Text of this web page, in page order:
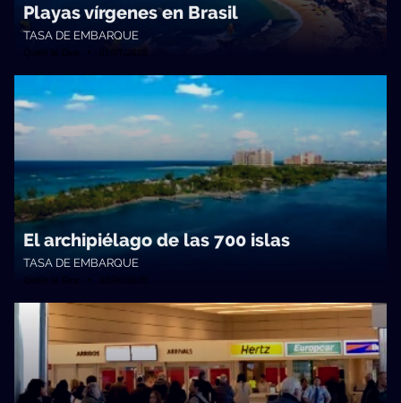
Playas vírgenes en Brasil
TASA DE EMBARQUE
Quién te Dice • 07/07/2025
El archipiélago de las 700 islas
TASA DE EMBARQUE
Quién te Dice • 23/06/2025